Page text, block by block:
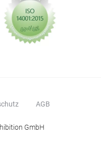
AGB
GmbH